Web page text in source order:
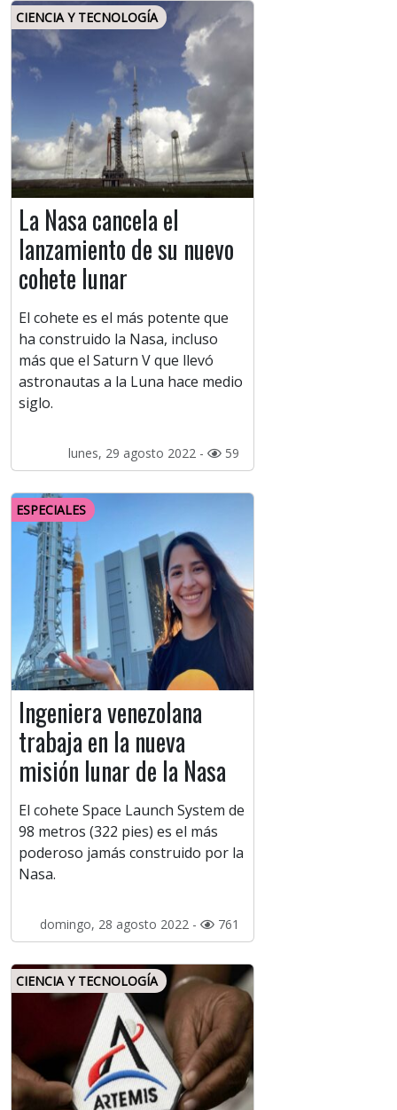
CIENCIA Y TECNOLOGÍA
La Nasa cancela el
lanzamiento de su nuevo
cohete lunar
El cohete es el más potente que
ha construido la Nasa, incluso
más que el Saturn V que llevó
astronautas a la Luna hace medio
siglo.
lunes, 29 agosto 2022 - 59
ESPECIALES
Ingeniera venezolana
trabaja en la nueva
misión lunar de la Nasa
El cohete Space Launch System de
98 metros (322 pies) es el más
poderoso jamás construido por la
Nasa.
domingo, 28 agosto 2022 - 761
CIENCIA Y TECNOLOGÍA